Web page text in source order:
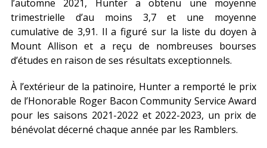
l’automne 2021, Hunter a obtenu une moyenne
trimestrielle d’au moins 3,7 et une moyenne
cumulative de 3,91. Il a figuré sur la liste du doyen à
Mount Allison et a reçu de nombreuses bourses
d’études en raison de ses résultats exceptionnels.
À l’extérieur de la patinoire, Hunter a remporté le prix
de l’Honorable Roger Bacon Community Service Award
pour les saisons 2021-2022 et 2022-2023, un prix de
bénévolat décerné chaque année par les Ramblers.